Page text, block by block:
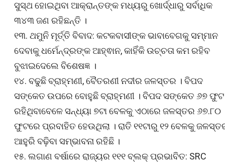
ସୁସ୍ଥ ହୋଇଥିବା ଆକ୍ରାନ୍ତଙ୍କ ମଧ୍ୟରୁ ଖୋର୍ଦ୍ଧାରୁ ସର୍ବାଧିକ
୩୪୩ ଜଣ ରହିଛନ୍ତି ।
୧୩. ଥମୁନି ମୂର୍ତ୍ତି ବିବାଦ: କଟକବାସୀଙ୍କ ଭାବାବେଗକୁ ସମ୍ମାନ
ଦେବାକୁ ଧର୍ମେନ୍ଦ୍ରଙ୍କ ଆହ୍ଵାନ, କାହିଁକି ଉଚ୍ଚତା କମ ରହିବ
ବୁଝାଇଦେଲେ ବିଶେଷଜ୍ଞ ।
୧୪. ବଢୁଛି ବ୍ରାହ୍ମଣୀ, ବୈତରଣୀ ନଦୀର ଜଳସ୍ତର । ବିପଦ
ସଙ୍କେତ ଉପରେ ବୋହୁଛି ବ୍ରାହ୍ମଣୀ । ବିପଦ ସଙ୍କେତ ୬୭ ଫୁଟ
ରହିଥିବାବେଳେ ସନ୍ଧ୍ୟା ୭ଟା ବେଳକୁ ଏଠାରେ ଜଳସ୍ତର ୬୭.୮୦
ଫୁଟରେ ପ୍ରବାହିତ ହେଉଥିଲା । ରାତି ୧୧ଟାରୁ ୧୨ ବେଳକୁ
ଆହୁରି ବଢ଼ିବା ସମ୍ଭାବନା ରହିଛି ।
୧୫. ଲଗାଣ ବର୍ଷାରେ ରାଜ୍ୟର ୧୧୧ ବ୍ଲକ୍‌ ପ୍ରଭାବିତ: SRC